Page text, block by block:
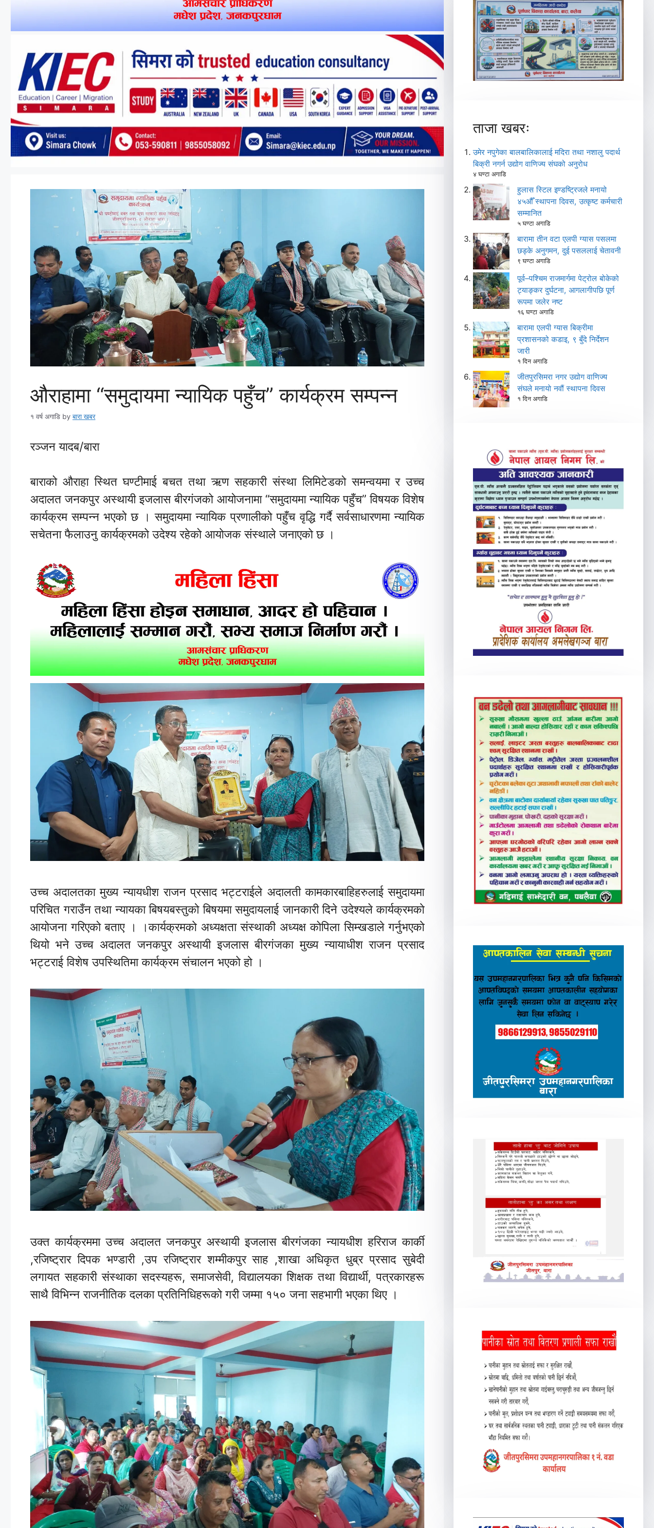
औराहामा “समुदायमा न्यायिक पहुँच” कार्यक्रम सम्पन्न
१ वर्ष अगाडि by बारा खबर
रञ्जन यादब/बारा
बाराको औराहा स्थित घण्टीमाई बचत तथा ऋण सहकारी संस्था लिमिटेडको समन्वयमा र उच्च
अदालत जनकपुर अस्थायी इजलास बीरगंजको आयोजनामा “समुदायमा न्यायिक पहुँच” विषयक विशेष
कार्यक्रम सम्पन्न भएको छ । समुदायमा न्यायिक प्रणालीको पहुँच वृद्धि गर्दै सर्वसाधारणमा न्यायिक
सचेतना फैलाउनु कार्यक्रमको उदेश्य रहेको आयोजक संस्थाले जनाएको छ ।
उच्च अदालतका मुख्य न्यायधीश राजन प्रसाद भट्टराईले अदालती कामकारबाहिहरुलाई समुदायमा
परिचित गराउँन तथा न्यायका बिषयबस्तुको बिषयमा समुदायलाई जानकारी दिने उदेश्यले कार्यक्रमको
आयोजना गरिएको बताए । ।कार्यक्रमको अध्यक्षता संस्थाकी अध्यक्ष कोपिला सिम्खडाले गर्नुभएको
थियो भने उच्च अदालत जनकपुर अस्थायी इजलास बीरगंजका मुख्य न्यायाधीश राजन प्रसाद
भट्टराई विशेष उपस्थितिमा कार्यक्रम संचालन भएको हो ।
उक्त कार्यक्रममा उच्च अदालत जनकपुर अस्थायी इजलास बीरगंजका न्यायधीश हरिराज कार्की
,रजिष्ट्रार दिपक भण्डारी ,उप रजिष्ट्रार शम्मीकपुर साह ,शाखा अधिकृत धुब्र प्रसाद सुबेदी
लगायत सहकारी संस्थाका सदस्यहरू, समाजसेवी, विद्यालयका शिक्षक तथा विद्यार्थी, पत्रकारहरू
साथै विभिन्न राजनीतिक दलका प्रतिनिधिहरूको गरी जम्मा १५० जना सहभागी भएका थिए ।
ताजा खबरः
उमेर नपुगेका बालबालिकालाई मदिरा तथा नशालु पदार्थ
बिक्री नगर्न उद्योग वाणिज्य संघको अनुरोध
४ घण्टा अगाडि
हुलास स्टिल इण्डष्ट्रिजले मनायो
४५औँ स्थापना दिवस, उत्कृष्ट कर्मचारी
सम्मानित
५ घण्टा अगाडि
बारामा तीन वटा एलपी ग्यास पसलमा
छड्के अनुगमन, दुई पसललाई चेतावनी
९ घण्टा अगाडि
पूर्व–पश्चिम राजमार्गमा पेट्रोल बोकेको
ट्याङ्कर दुर्घटना, आगलागीपछि पूर्ण
रूपमा जलेर नष्ट
१६ घण्टा अगाडि
बारामा एलपी ग्यास बिक्रीमा
प्रशासनको कडाइ, ९ बुँदे निर्देशन
जारी
१ दिन अगाडि
जीतपुरसिमरा नगर उद्योग वाणिज्य
संघले मनायो नवौं स्थापना दिवस
१ दिन अगाडि